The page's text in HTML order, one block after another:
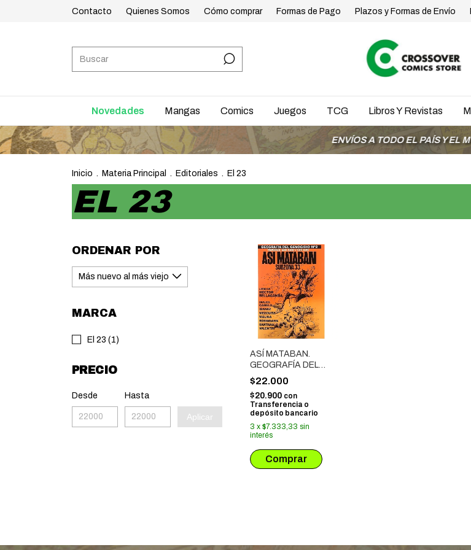
Contacto Quienes Somos Cómo comprar Formas de Pago Plazos y Formas de Envío
Novedades Mangas Comics Juegos TCG Libros Y Revistas
ENVÍOS A TODO EL PAÍS Y EL MUNDO
Inicio . Materia Principal . Editoriales . El 23
EL 23
ORDENAR POR
MARCA
El 23 (1)
PRECIO
Desde Hasta
Aplicar
ASÍ MATABAN.
GEOGRAFÍA DEL
GENOCIDIO # 02:
SUBZONA 33
$22.000
$20.900 con
Transferencia o
depósito bancario
3 x $7.333,33 sin
interés